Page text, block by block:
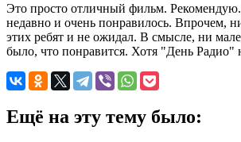
Это просто отличный фильм.
недавно и очень понравилось. Впрочем,
этих ребят и не ожидал. В смысле, ни
было, что понравится. Хотя "День Радио"
Ещё на эту тему было: